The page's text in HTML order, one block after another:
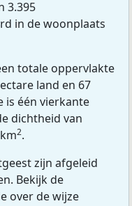
3.395
in de woonplaats
totale oppervlakte
land en 67
is één vierkante
dichtheid van
2.
zijn afgeleid
Bekijk de
over de wijze